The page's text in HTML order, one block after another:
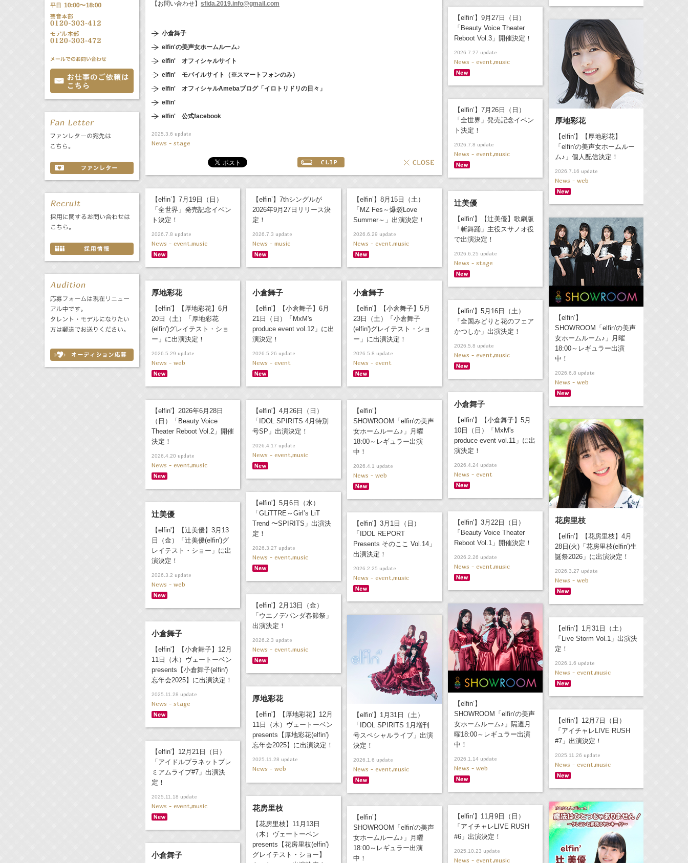
【お問い合わせ】 sfida.2019.info@gmail.com
小倉舞子
elfin'の美声女ホームルーム♪
elfin' オフィシャルサイト
elfin' モバイルサイト（※スマートフォンのみ）
elfin' オフィシャルAmebaブログ「イロトリドリの日々」
elfin'
elfin' 公式facebook
2025.3.6 update
News - stage
【elfin’】9月27日（日）
「Beauty Voice Theater
Reboot Vol.3」開催決定！
2026.7.27 update
News - event,music
厚地彩花
【elfin'】【厚地彩花】
「elfin'の美声女ホームルー
ム♪」個人配信決定！
2026.7.16 update
News - web
【elfin’】7月26日（日）
「全世界」発売記念イベン
ト決定！
2026.7.8 update
News - event,music
【elfin’】7月19日（日）
「全世界」発売記念イベン
ト決定！
2026.7.8 update
News - event,music
【elfin’】7thシングルが
2026年9月27日リリース決
定！
2026.7.3 update
News - music
【elfin’】8月15日（土）
「MZ Fes～爆裂Love
Summer～」出演決定！
2026.6.29 update
News - event,music
辻美優
【elfin'】【辻美優】歌劇版
「斬舞踊」主役スサノオ役
で出演決定！
2026.6.25 update
News - stage
【elfin’】
SHOWROOM「elfin'の美声
女ホームルーム♪」月曜
18:00～レギュラー出演
中！
2026.6.8 update
News - web
厚地彩花
【elfin'】【厚地彩花】6月
20日（土）「厚地彩花
(elfin')グレイテスト・ショ
ー」に出演決定！
2026.5.29 update
News - web
小倉舞子
【elfin'】【小倉舞子】6月
21日（日）「MxM's
produce event vol.12」に出
演決定！
2026.5.26 update
News - event
小倉舞子
【elfin'】【小倉舞子】5月
23日（土）「小倉舞子
(elfin')グレイテスト・ショ
ー」に出演決定！
2026.5.8 update
News - event
【elfin'】5月16日（土）
「全国みどりと花のフェア
かつしか」出演決定！
2026.5.8 update
News - event,music
小倉舞子
【elfin'】【小倉舞子】5月
10日（日）「MxM's
produce event vol.11」に出
演決定！
2026.4.24 update
News - event
【elfin'】2026年6月28日
（日）「Beauty Voice
Theater Reboot Vol.2」開催
決定！
2026.4.20 update
News - event,music
【elfin'】4月26日（日）
「IDOL SPIRITS 4月特別
号SP」出演決定！
2026.4.17 update
News - event,music
【elfin’】
SHOWROOM「elfin'の美声
女ホームルーム♪」月曜
18:00～レギュラー出演
中！
2026.4.1 update
News - web
花房里枝
【elfin'】【花房里枝】4月
28日(火)「花房里枝(elfin')生
誕祭2026」に出演決定！
2026.3.27 update
News - web
【elfin'】5月6日（水）
「GLiTTRE～Girl’s LiT
Trend 〜SPIRITS」出演決
定！
2026.3.27 update
News - event,music
辻美優
【elfin'】【辻美優】3月13
日（金）「辻美優(elfin')グ
レイテスト・ショー」に出
演決定！
2026.3.2 update
News - web
【elfin'】3月22日（日）
「Beauty Voice Theater
Reboot Vol.1」開催決定！
2026.2.26 update
News - event,music
【elfin'】3月1日（日）
「IDOL REPORT
Presents そのここ Vol.14」
出演決定！
2026.2.25 update
News - event,music
【elfin'】2月13日（金）
「ウエノデパンダ春節祭」
出演決定！
2026.2.3 update
News - event,music
【elfin’】
SHOWROOM「elfin'の美声
女ホームルーム♪」隔週月
曜18:00～レギュラー出演
中！
2026.1.14 update
News - web
【elfin'】1月31日（土）
「IDOL SPIRITS 1月増刊
号スペシャルライブ」出演
決定！
2026.1.6 update
News - event,music
【elfin'】1月31日（土）
「Live Storm Vol.1」出演決
定！
2026.1.6 update
News - event,music
小倉舞子
【elfin'】【小倉舞子】12月
11日（木）ヴェートーベン
presents【小倉舞子(elfin')
忘年会2025】に出演決定！
2025.11.28 update
News - stage
厚地彩花
【elfin'】【厚地彩花】12月
11日（木）ヴェートーベン
presents【厚地彩花(elfin')
忘年会2025】に出演決定！
2025.11.28 update
News - web
【elfin'】12月7日（日）
「アイチャレLIVE RUSH
#7」出演決定！
2025.11.26 update
News - event,music
【elfin'】12月21日（日）
「アイドルプラネットプレ
ミアムライブ#7」出演決
定！
2025.11.18 update
News - event,music 花房里枝
【花房里枝】11月13日
（木）ヴェートーベン
presents【花房里枝(elfin')
グレイテスト・ショー】
【elfin'】11月9日（日）
「アイチャレLIVE RUSH
#6」出演決定！
2025.10.23 update
News - event,music
【elfin’】
SHOWROOM「elfin'の美声
女ホームルーム♪」月曜
18:00～レギュラー出演
中！
小倉舞子
Radio
文化事業部 クリエイター
誕生日 8/5
あ か
さ
た
な
は
ま
や
ら
わ